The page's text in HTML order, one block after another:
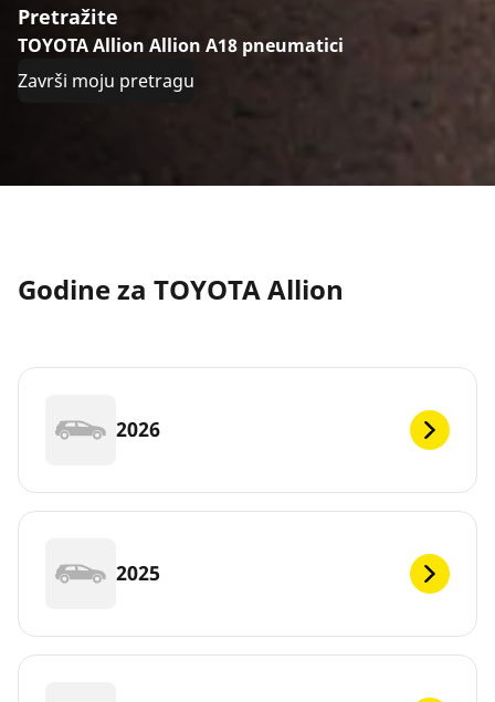
Pretražite
TOYOTA Allion Allion A18 pneumatici
Završi moju pretragu
Godine za TOYOTA Allion
2026
2025